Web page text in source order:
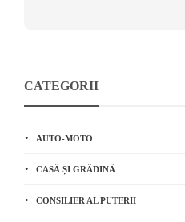
CATEGORII
AUTO-MOTO
CASĂ ȘI GRĂDINĂ
CONSILIER AL PUTERII